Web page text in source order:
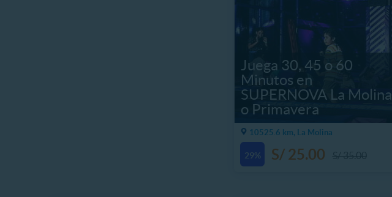
Juega 30, 45 o 60
Minutos en
SUPERNOVA La Molina
o Primavera
10525.6 km, La Molina
29% S/ 25.00